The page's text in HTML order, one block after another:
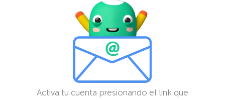
Activa tu cuenta presionando el link que